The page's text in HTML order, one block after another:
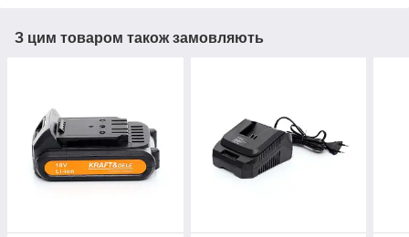
З цим товаром також замовляють